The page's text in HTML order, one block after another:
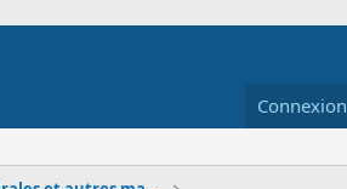
Connexion